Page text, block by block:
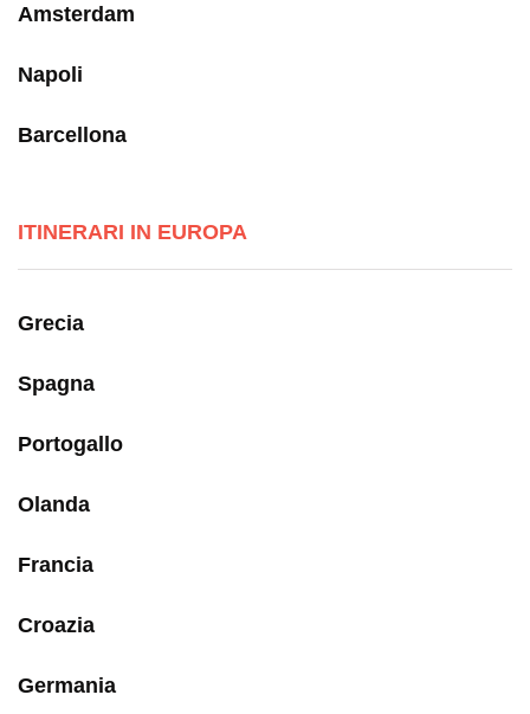
Amsterdam
Napoli
Barcellona
ITINERARI IN EUROPA
Grecia
Spagna
Portogallo
Olanda
Francia
Croazia
Germania